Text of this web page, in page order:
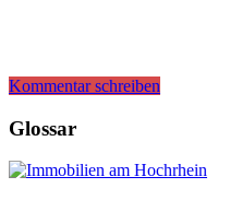
Kommentar schreiben
Glossar